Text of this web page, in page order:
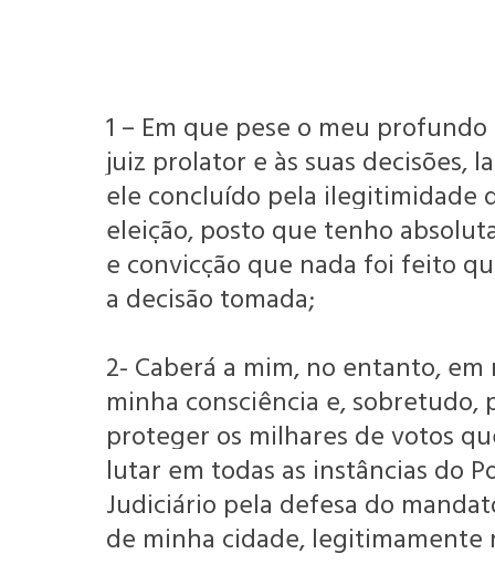
1 – Em que pese o meu
juiz prolator e às suas decisões,
ele concluído pela ilegitimidade
eleição, posto que tenho
e convicção que nada foi feito
a decisão tomada;
2- Caberá a mim, no entanto,
minha consciência e, sobretudo,
proteger os milhares de votos
lutar em todas as instâncias do
Judiciário pela defesa do
de minha cidade, legitimamente